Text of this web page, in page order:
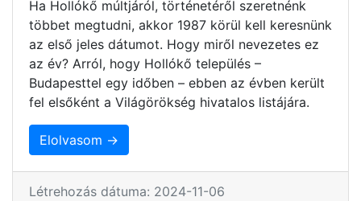
Ha Hollókő múltjáról, történetéről szeretnénk
többet megtudni, akkor 1987 körül kell keresnünk
az első jeles dátumot. Hogy miről nevezetes ez
az év? Arról, hogy Hollókő település –
Budapesttel egy időben – ebben az évben került
fel elsőként a Világörökség hivatalos listájára.
Elolvasom →
Létrehozás dátuma: 2024-11-06